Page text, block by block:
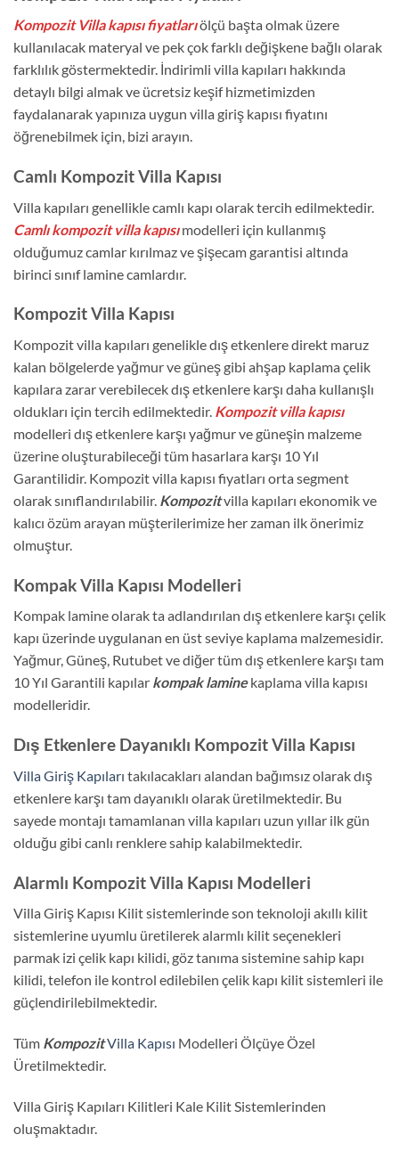
Kompozit Villa kapısı fiyatlarıölçü başta olmak üzere
kullanılacak materyal ve pek çok farklı değişkene bağlı olarak
farklılık göstermektedir. İndirimli villa kapıları hakkında
detaylı bilgi almak ve ücretsiz keşif hizmetimizden
faydalanarak yapınıza uygun villa giriş kapısı fiyatını
öğrenebilmek için, bizi arayın.
Camlı Kompozit Villa Kapısı
Villa kapıları genellikle camlı kapı olarak tercih edilmektedir.
Camlı kompozit villa kapısımodelleri için kullanmış
olduğumuz camlar kırılmaz ve şişecam garantisi altında
birinci sınıf lamine camlardır.
Kompozit Villa Kapısı
Kompozit villa kapıları genelikle dış etkenlere direkt maruz
kalan bölgelerde yağmur ve güneş gibi ahşap kaplama çelik
kapılara zarar verebilecek dış etkenlere karşı daha kullanışlı
oldukları için tercih edilmektedir. Kompozit villa kapısı
modelleri dış etkenlere karşı yağmur ve güneşin malzeme
üzerine oluşturabileceği tüm hasarlara karşı 10 Yıl
Garantilidir. Kompozit villa kapısı fiyatları orta segment
olarak sınıflandırılabilir. Kompozitvilla kapıları ekonomik ve
kalıcı özüm arayan müşterilerimize her zaman ilk önerimiz
olmuştur.
Kompak Villa Kapısı Modelleri
Kompak lamine olarak ta adlandırılan dış etkenlere karşı çelik
kapı üzerinde uygulanan en üst seviye kaplama malzemesidir.
Yağmur, Güneş, Rutubet ve diğer tüm dış etkenlere karşı tam
10 Yıl Garantili kapılar kompak laminekaplama villa kapısı
modelleridir.
Dış Etkenlere Dayanıklı Kompozit Villa Kapısı
Villa Giriş Kapıları takılacakları alandan bağımsız olarak dış
etkenlere karşı tam dayanıklı olarak üretilmektedir. Bu
sayede montajı tamamlanan villa kapıları uzun yıllar ilk gün
olduğu gibi canlı renklere sahip kalabilmektedir.
Alarmlı Kompozit Villa Kapısı Modelleri
Villa Giriş Kapısı Kilit sistemlerinde son teknoloji akıllı kilit
sistemlerine uyumlu üretilerek alarmlı kilit seçenekleri
parmak izi çelik kapı kilidi, göz tanıma sistemine sahip kapı
kilidi, telefon ile kontrol edilebilen çelik kapı kilit sistemleri ile
güçlendirilebilmektedir.
Tüm KompozitVilla Kapısı Modelleri Ölçüye Özel
Üretilmektedir.
Villa Giriş Kapıları Kilitleri Kale Kilit Sistemlerinden
oluşmaktadır.